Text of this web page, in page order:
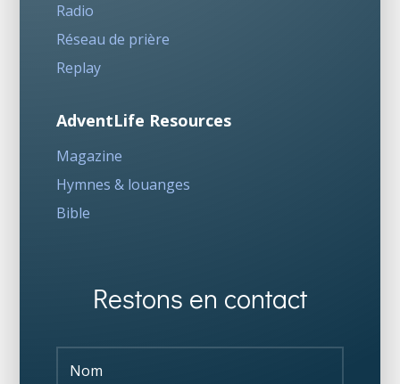
Radio
Réseau de prière
Replay
AdventLife Resources
Magazine
Hymnes & louanges
Bible
Restons en contact